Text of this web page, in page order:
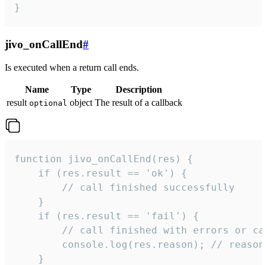
}
jivo_onCallEnd#
Is executed when a return call ends.
Name Type
Description
result optional object The result of a callback
function jivo_onCallEnd(res) {
    if (res.result == 'ok') {
        // call finished successfully
    }
    if (res.result == 'fail') {
// call finished with errors or
console.log(res.reason); //
    }